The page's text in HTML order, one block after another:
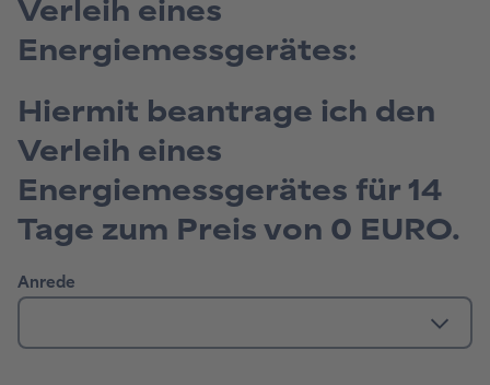
Verleih eines
Energiemessgerätes:
Hiermit beantrage ich den
Verleih eines
Energiemessgerätes für 14
Tage zum Preis von 0 EURO.